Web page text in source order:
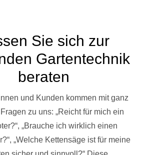
Sie sich zur
Gartentechnik
beraten
und Kunden kommen mit ganz
zu uns: „Reicht für mich ein
„Brauche ich wirklich einen
„Welche Kettensäge ist für meine